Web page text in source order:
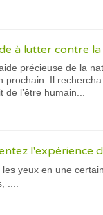
à lutter contre
précieuse de la
prochain. Il
l’être humain...
l'expérience
yeux en une
....